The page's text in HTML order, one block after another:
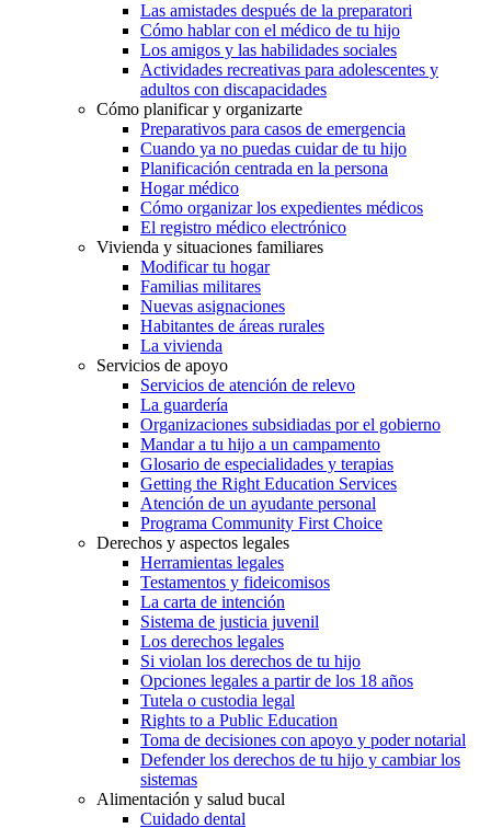
Las amistades después de la preparatori
Cómo hablar con el médico de tu hijo
Los amigos y las habilidades sociales
Actividades recreativas para adolescentes y
adultos con discapacidades
Cómo planificar y organizarte
Preparativos para casos de emergencia
Cuando ya no puedas cuidar de tu hijo
Planificación centrada en la persona
Hogar médico
Cómo organizar los expedientes médicos
El registro médico electrónico
Vivienda y situaciones familiares
Modificar tu hogar
Familias militares
Nuevas asignaciones
Habitantes de áreas rurales
La vivienda
Servicios de apoyo
Servicios de atención de relevo
La guardería
Organizaciones subsidiadas por el gobierno
Mandar a tu hijo a un campamento
Glosario de especialidades y terapias
Getting the Right Education Services
Atención de un ayudante personal
Programa Community First Choice
Derechos y aspectos legales
Herramientas legales
Testamentos y fideicomisos
La carta de intención
Sistema de justicia juvenil
Los derechos legales
Si violan los derechos de tu hijo
Opciones legales a partir de los 18 años
Tutela o custodia legal
Rights to a Public Education
Toma de decisiones con apoyo y poder notarial
Defender los derechos de tu hijo y cambiar los
sistemas
Alimentación y salud bucal
Cuidado dental